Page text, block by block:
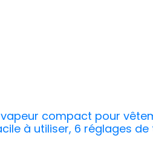
compact pour
à utiliser, 6 réglages